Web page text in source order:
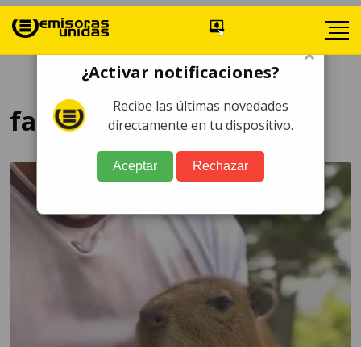
fauna en peligro
×
¿Activar notificaciones?
Recibe las últimas novedades
directamente en tu dispositivo.
Aceptar Rechazar